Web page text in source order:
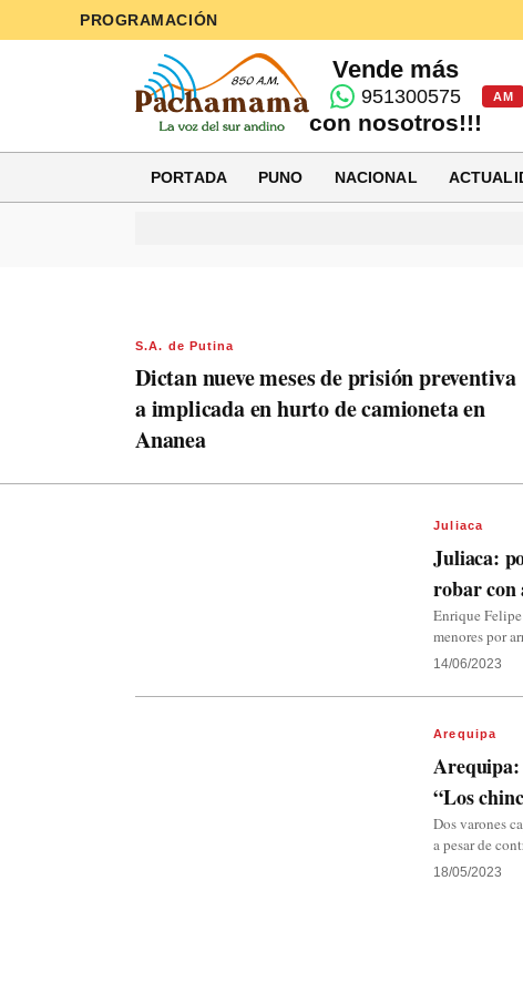
PROGRAMACIÓN
Vende más
951300575
con nosotros!!!
AM
PORTADA PUNO NACIONAL
S.A. de Putina
Dictan nueve meses de prisión preventiva
a implicada en hurto de camioneta en
Ananea
Juliaca
Juliaca:
robar con
Enrique
menores por
14/06/2023
Arequipa
“Los
Dos varones
a pesar de
18/05/2023